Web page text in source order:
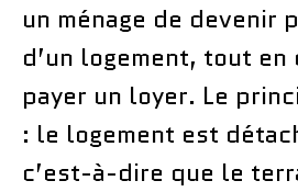
un ménage de devenir
d’un logement, tout en
payer un loyer. Le
: le logement est
c’est-à-dire que le